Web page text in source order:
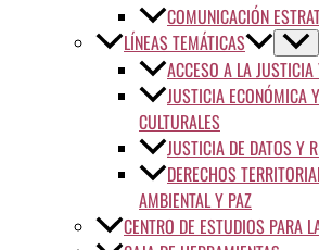
COMUNICACIÓN
LÍNEAS TEMÁTICAS
ACCESO A LA
JUSTICIA ECONÓMICA
CULTURALES
JUSTICIA DE DATOS Y
DERECHOS
AMBIENTAL Y PAZ
CENTRO DE ESTUDIOS PARA